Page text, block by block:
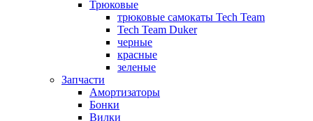
Трюковые
трюковые самокаты Tech Team
Tech Team Duker
черные
красные
зеленые
Запчасти
Амортизаторы
Бонки
Вилки